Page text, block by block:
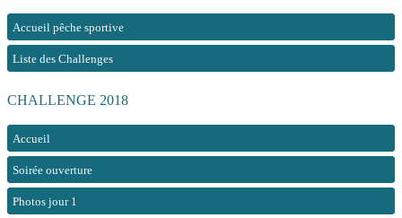
Accueil pêche sportive
Liste des Challenges
CHALLENGE 2018
Accueil
Soirée ouverture
Photos jour 1